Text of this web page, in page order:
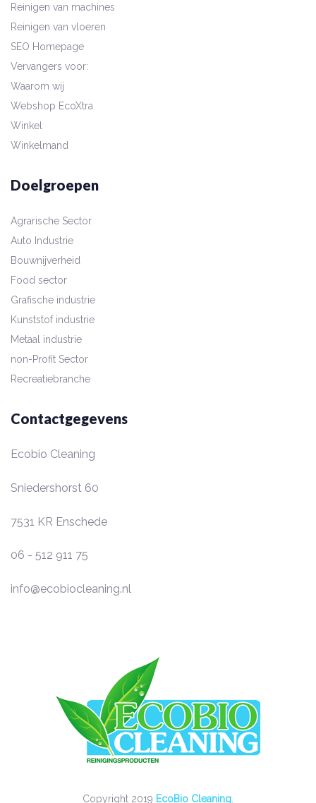
Reinigen van machines
Reinigen van vloeren
SEO Homepage
Vervangers voor:
Waarom wij
Webshop EcoXtra
Winkel
Winkelmand
Doelgroepen
Agrarische Sector
Auto Industrie
Bouwnijverheid
Food sector
Grafische industrie
Kunststof industrie
Metaal industrie
non-Profit Sector
Recreatiebranche
Contactgegevens
Ecobio Cleaning
Sniedershorst 60
7531 KR Enschede
06 - 512 911 75
info@ecobiocleaning.nl
Copyright 2019 EcoBio Cleaning